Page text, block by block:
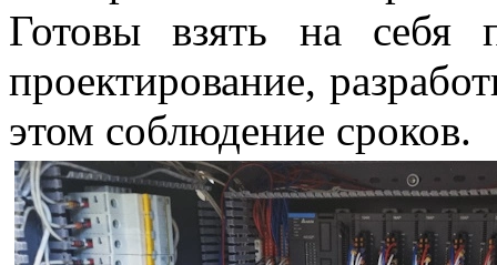
Готовы взять на себя
проектирование,
этом соблюдение сроков.